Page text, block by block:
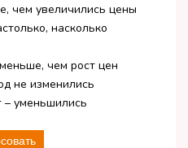
чем увеличились цены
насколько
чем рост цен
не изменились
– уменьшились